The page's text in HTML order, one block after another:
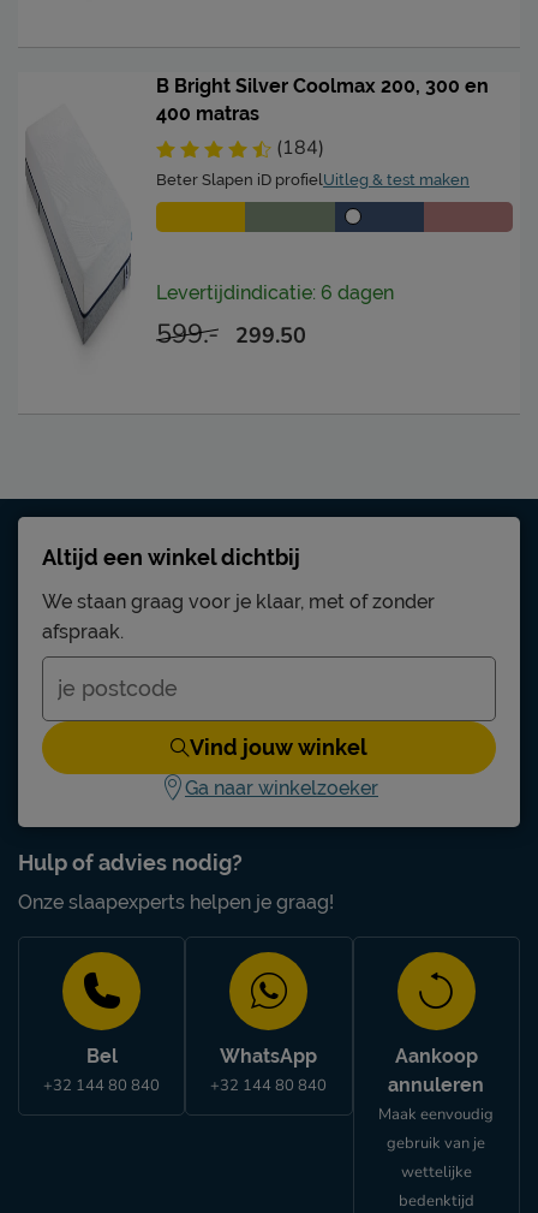
Locatie
Deutschland
B Bright Silver Coolmax 200, 300 en
400 matras
(184)
Beter Slapen iD profiel Uitleg & test maken
Levertijdindicatie: 6 dagen
599.- 299.50
Hulp of advies nodig?
Onze slaapexperts helpen je graag!
Bel
+32 144 80 840
WhatsApp
+32 144 80 840
Aankoop
annuleren
Maak eenvoudig
gebruik van je
wettelijke
bedenktijd
Altijd een winkel dichtbij
We staan graag voor je klaar, met of zonder
afspraak.
Vind jouw winkel
Ga naar winkelzoeker